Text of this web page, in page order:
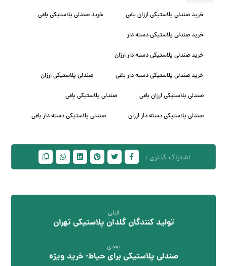
خرید صندلی پلاستیکی ارزان باغی خرید صندلی پلاستیکی باغی
خرید صندلی پلاستیکی دسته دار
خرید صندلی پلاستیکی دسته دار ارزان
خرید صندلی پلاستیکی دسته دار باغی صندلی پلاستیکی ارزان
صندلی پلاستیکی ارزان باغی صندلی پلاستیکی باغی
صندلی پلاستیکی دسته دار ارزان صندلی پلاستیکی دسته دار باغی
قبلی
تولید کنندگان گلدان پلاستیکی تهران
بعدی
صندلی پلاستیکی برای حیاط- خرید ویژه